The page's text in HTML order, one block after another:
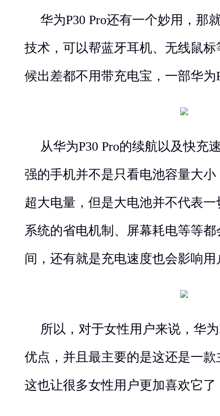
华为P30 Pro还有一个妙用，那
技术，可以帮蓝牙耳机、无线鼠
候出差都不用带充电宝，一部华为
从华为P30 Pro的续航以及快充
强的手机并不是只看电池容量大
超大电量，但是大电池并不代表
系统的省电机制、屏幕耗电等等
间，还有就是充电速度也会影响
所以，对于女性用户来说，华
优点，并且最主要的是这还是一
这也让很多女性用户更加喜欢它了